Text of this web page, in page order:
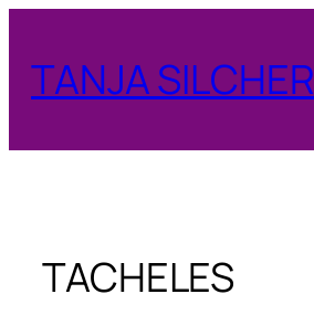
springen
TANJA SILCHER
TACHELES